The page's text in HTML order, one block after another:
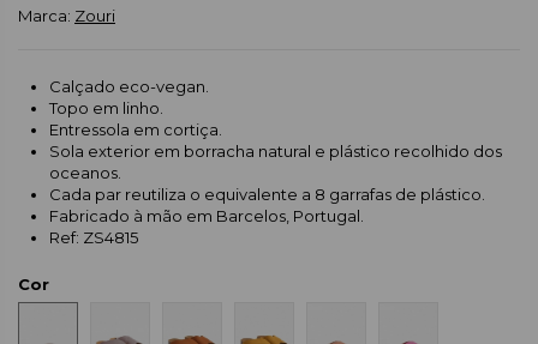
Marca: Zouri
Calçado eco-vegan.
Topo em linho.
Entressola em cortiça.
Sola exterior em borracha natural e plástico recolhido dos
oceanos.
Cada par reutiliza o equivalente a 8 garrafas de plástico.
Fabricado à mão em Barcelos, Portugal.
Ref: ZS4815
Cor